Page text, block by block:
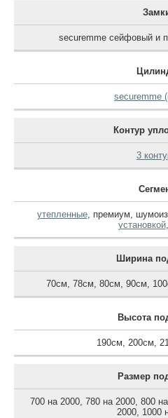
securemme сейфовый и
securemme
Контур
3
утепленные, премиум,
установкой,
Ширина
70см, 78см, 80см, 90см,
Высота
190см, 200см,
Размер
700 на 2000, 780 на 2000, 800
2000, 1000